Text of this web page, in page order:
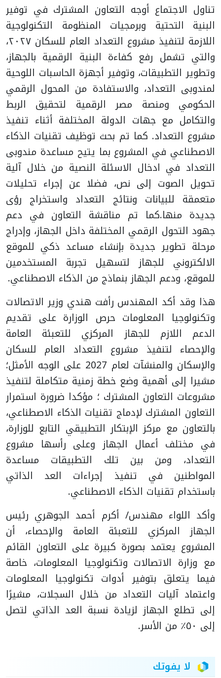
تناول الاجتماع أوجه التعاون المشترك في توفير
البنية التحتية وبرمجيات المنظومة التكنولوجية
اللازمة لتنفيذ مشروع التعداد العام للسكان ٢٠٢٧،
والتي تشمل رفع كفاءة البنية الرقمية بالجهاز،
وتطوير التطبيقات، وتوفير أجهزة الحاسبات اللوحية
لمندوبى التعداد، والاستفادة من المحول الرقمي
الحكومي ومنصة مصر الرقمية لتحقيق الربط
والتكامل مع جهات الدولة المختلفة أثناء تنفيذ
مشروع التعداد. كما تم بحث توظيف تقنيات الذكاء
الاصطناعي في المشروع بما يتيح مساعدة مندوبى
التعداد في ادخال الاسئلة النصية من خلال آلية
تحويل الصوت إلى نص، فضلا عن إجراء تحليلات
متعمقة للبيانات ونتائج التعداد واستخراج رؤى
جديدة منها.كما تم مناقشة التعاون في دعم
جهود التحول الرقمي المختلفة داخل الجهاز، وإدراج
مرحلة تطوير جديدة بإنشاء مساعد ذكي للموقع
الالكتروني للجهاز لتسهيل تجربة المستخدمين
للموقع، ودعم الجهاز بنماذج من الذكاء الاصطناعي.
هذا وقد أكد المهندس رأفت هندي وزير الاتصالات
وتكنولوجيا المعلومات حرص الوزارة على تقديم
الدعم اللازم للجهاز المركزي للتعبئة العامة
والإحصاء لتنفيذ مشروع التعداد العام للسكان
والإسكان والمنشآت لعام 2027 على الوجه الأمثل؛
مشيرا إلى أهمية وضع خطة زمنية متكاملة لتنفيذ
مشروعات التعاون المشترك ؛ مؤكدا ضرورة استمرار
التعاون المشترك لإدماج تقنيات الذكاء الاصطناعي،
بالتعاون مع مركز الإبتكار التطبيقي التابع للوزارة،
في مختلف أعمال الجهاز وعلى رأسها مشروع
التعداد، ومن بين تلك التطبيقات مساعدة
المواطنين في تنفيذ إجراءات العد الذاتي
باستخدام تقنيات الذكاء الاصطناعي.
وأكد اللواء مهندس/ أكرم أحمد الجوهري رئيس
الجهاز المركزي للتعبئة العامة والإحصاء، أن
المشروع يعتمد بصورة كبيرة على التعاون القائم
مع وزارة الاتصالات وتكنولوجيا المعلومات، خاصة
فيما يتعلق بتوفير أدوات تكنولوجيا المعلومات
واعتماد آليات التعداد من خلال السجلات، مشيرًا
إلى تطلع الجهاز لزيادة نسبة العد الذاتي لتصل
إلى ٥٠٪ من الأسر.
لا يفوتك